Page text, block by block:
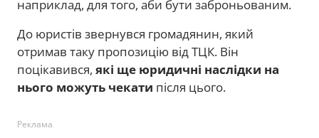
наприклад, для того, аби бути заброньованим.
До юристів звернувся громадянин, який
отримав таку пропозицію від ТЦК. Він
поцікавився, які ще юридичні наслідки на
нього можуть чекати після цього.
Реклама